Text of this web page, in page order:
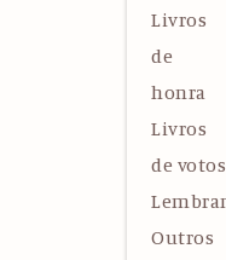
Livros
de
honra
Livros
de votos
Outros